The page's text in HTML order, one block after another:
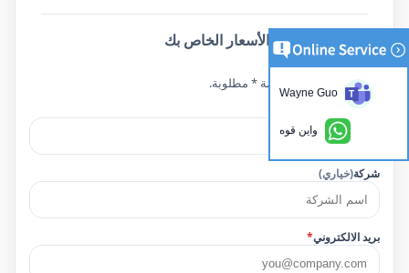
أرسل طلب عرض الأسعار الخاص بك
الحقول التي تحمل علامة * مطلوبة.
اسم*
شركة(خياري)
بريد الالكتروني*
Wayne Guo
واين قوه